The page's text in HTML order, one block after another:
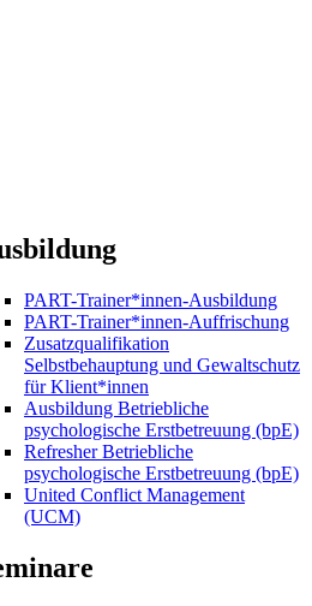
PART-Trainer*innen-Ausbildung
PART-Trainer*innen-Auffrischung
Zusatzqualifikation
Selbstbehauptung und Gewaltschutz
für Klient*innen
Ausbildung Betriebliche
psychologische Erstbetreuung (bpE)
Refresher Betriebliche
psychologische Erstbetreuung (bpE)
United Conflict Management
(UCM)